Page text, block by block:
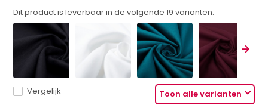
Dit product is leverbaar in de volgende19 varianten:
Toon alle varianten
Vergelijk